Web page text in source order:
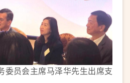
委员会主席马泽华先生出席支